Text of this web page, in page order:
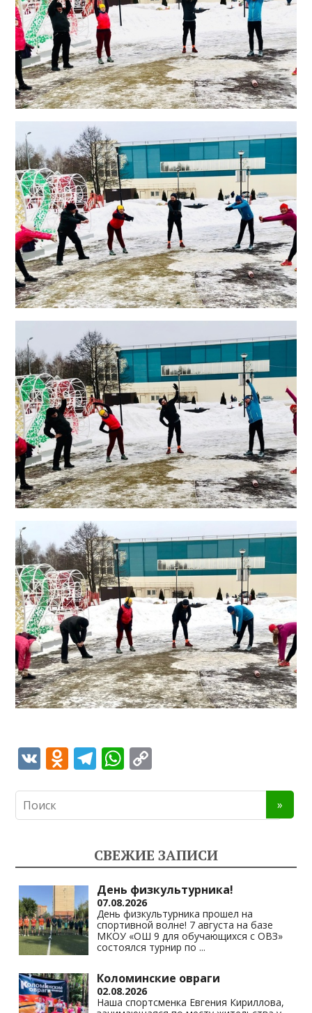
V O
o
as
s
ni
ki
T
gr
a
m
W
s
A
p
p
y
Li
n
k
СВЕЖИЕ ЗАПИСИ
День физкультурника!
07.08.2026
День физкультурника прошел на
спортивной волне! 7 августа на базе
МКОУ «ОШ 9 для обучающихся с ОВЗ»
состоялся турнир по ...
Коломинские овраги
02.08.2026
Наша спортсменка Евгения Кириллова,